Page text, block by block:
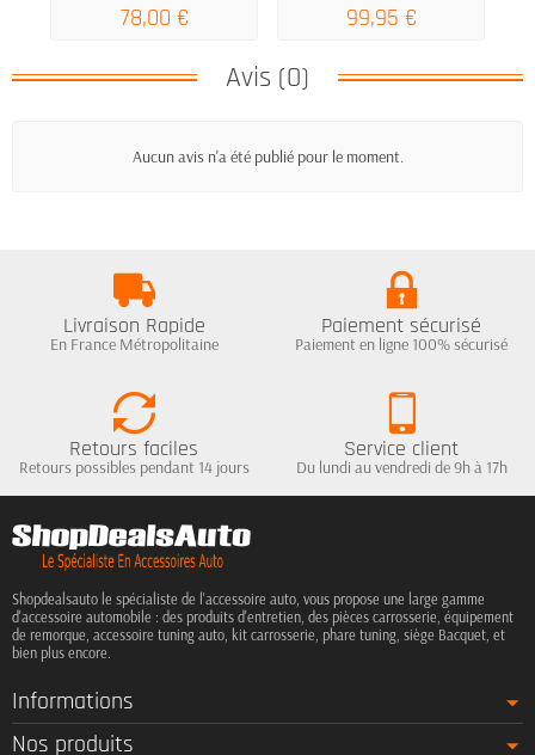
78,00 € 99,95 €
Avis (0)
Aucun avis n'a été publié pour le moment.
Livraison Rapide
En France Métropolitaine
Paiement sécurisé
Paiement en ligne 100% sécurisé
Retours faciles
Retours possibles pendant 14 jours
Service client
Du lundi au vendredi de 9h à 17h
Shopdealsauto le spécialiste de l'accessoire auto, vous propose une large gamme
d'accessoire automobile : des produits d'entretien, des pièces carrosserie, équipement
de remorque, accessoire tuning auto, kit carrosserie, phare tuning, siège Bacquet, et
bien plus encore.
Informations
Nos produits